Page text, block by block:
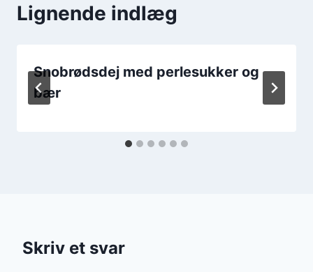
Lignende indlæg
Snobrødsdej med perlesukker og
bær
Skriv et svar